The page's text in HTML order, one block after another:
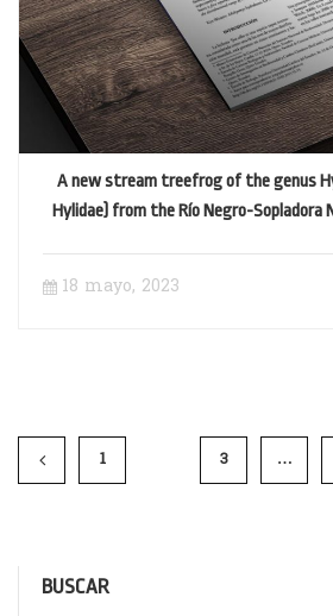
A new stream treefrog of the genus
Hylidae) from the Río Negro-Sopladora
18 mayo, 2023
1 3 …
BUSCAR